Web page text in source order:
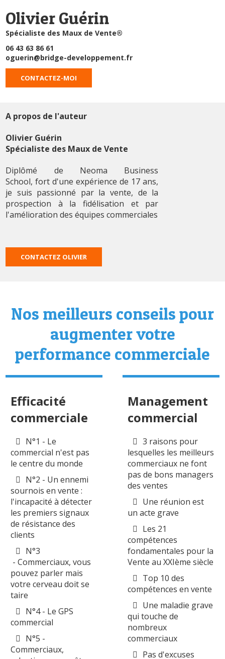
Olivier Guérin
Spécialiste des Maux de Vente®
06 43 63 86 61
oguerin@bridge-developpement.fr
CONTACTEZ-MOI
A propos de l'auteur
Olivier Guérin
Spécialiste des Maux de Vente
Diplômé de Neoma Business
School, fort d'une expérience de 17 ans,
je suis passionné par la vente, de la
prospection à la fidélisation et par
l'amélioration des équipes commerciales
CONTACTEZ OLIVIER
Nos meilleurs conseils pour
augmenter votre
performance commerciale
Efficacité
commerciale
N°1 - Le
commercial n'est pas
le centre du monde
N°2 - Un ennemi
sournois en vente :
l'incapacité à détecter
les premiers signaux
de résistance des
clients
N°3
- Commerciaux, vous
pouvez parler mais
votre cerveau doit se
taire
N°4 - Le GPS
commercial
N°5 -
Commerciaux,
Management
commercial
3 raisons pour
lesquelles les meilleurs
commerciaux ne font
pas de bons managers
des ventes
Une réunion est
un acte grave
Les 21
compétences
fondamentales pour la
Vente au XXIème siècle
Top 10 des
compétences en vente
Une maladie grave
qui touche de
nombreux
commerciaux
Pas d'excuses